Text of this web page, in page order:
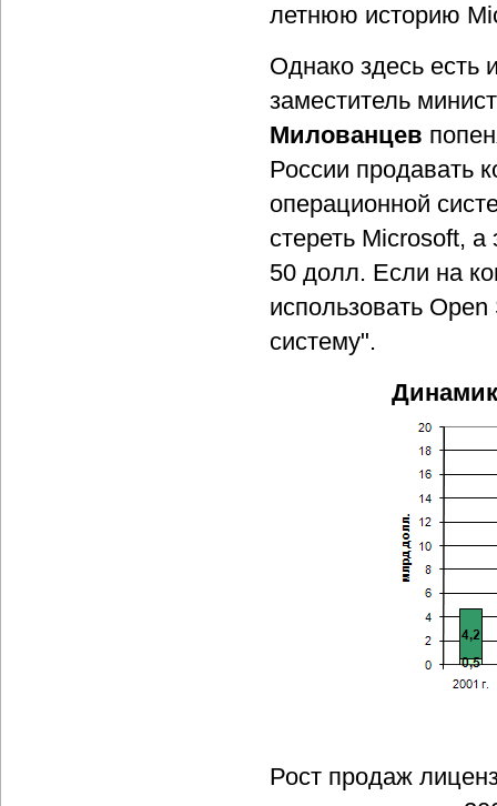
летнюю историю
Однако здесь есть
заместитель
Милованцев
России продавать
операционной
стереть Microsoft,
50 долл. Если на
использовать
систему".
Рост продаж